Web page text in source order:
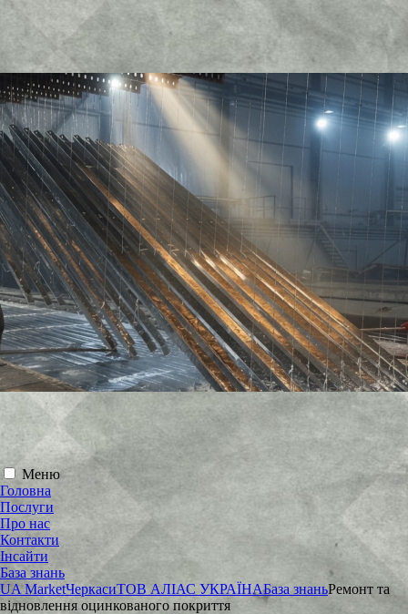
Меню
Головна
Послуги
Про нас
Контакти
Інсайти
База знань
UA MarketЧеркасиТОВ АЛІАС УКРАЇНАБаза знаньРемонт та
відновлення оцинкованого покриття